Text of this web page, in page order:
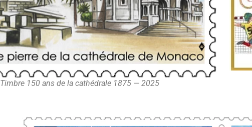
Timbre 150 ans de la cathédrale 1875 — 2025